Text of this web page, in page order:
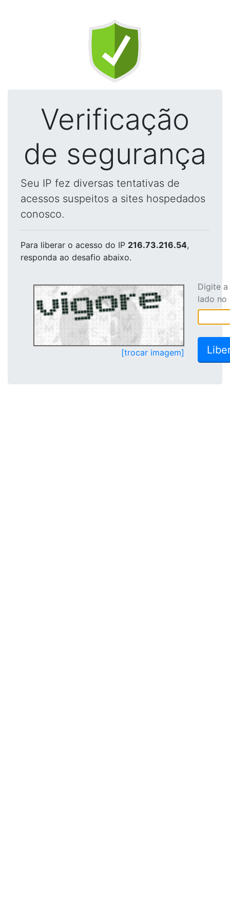
Verificação
de segurança
Seu IP fez diversas tentativas de
acessos suspeitos a sites hospedados
conosco.
Para liberar o acesso do IP 216.73.216.54,
responda ao desafio abaixo.
[trocar imagem]
Digite
lado no